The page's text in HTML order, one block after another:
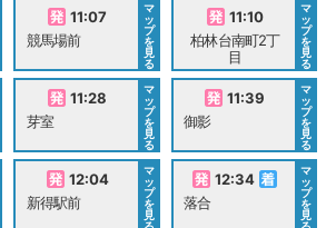
11:07
競馬場前
マ
ッ
プ
を
見
る
11:10
柏林台南町2丁
目
マ
ッ
プ
を
見
る
11:28
芽室
マ
ッ
プ
を
見
る
11:39
御影
マ
ッ
プ
を
見
る
12:04
新得駅前
マ
ッ
プ
を
見
12:34
落合
マ
ッ
プ
を
見